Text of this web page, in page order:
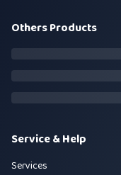
Others Products
Service & Help
Services